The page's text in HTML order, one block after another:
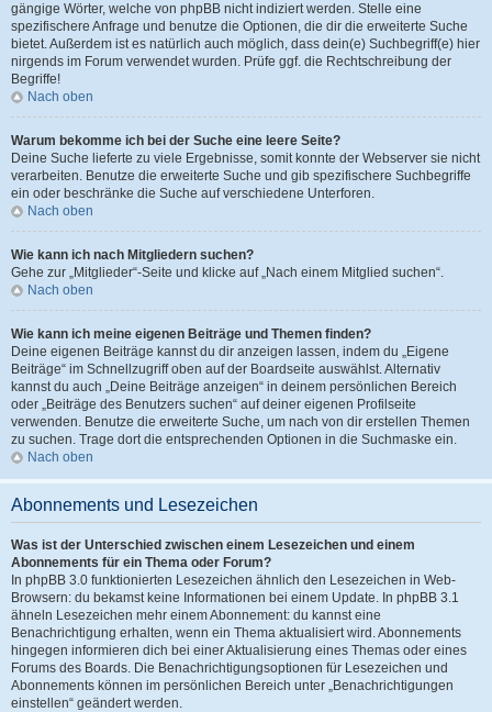
gängige Wörter, welche von phpBB nicht indiziert werden. Stelle eine
spezifischere Anfrage und benutze die Optionen, die dir die erweiterte Suche
bietet. Außerdem ist es natürlich auch möglich, dass dein(e) Suchbegriff(e) hier
nirgends im Forum verwendet wurden. Prüfe ggf. die Rechtschreibung der
Begriffe!
Nach oben
Warum bekomme ich bei der Suche eine leere Seite?
Deine Suche lieferte zu viele Ergebnisse, somit konnte der Webserver sie nicht
verarbeiten. Benutze die erweiterte Suche und gib spezifischere Suchbegriffe
ein oder beschränke die Suche auf verschiedene Unterforen.
Nach oben
Wie kann ich nach Mitgliedern suchen?
Gehe zur „Mitglieder“-Seite und klicke auf „Nach einem Mitglied suchen“.
Nach oben
Wie kann ich meine eigenen Beiträge und Themen finden?
Deine eigenen Beiträge kannst du dir anzeigen lassen, indem du „Eigene
Beiträge“ im Schnellzugriff oben auf der Boardseite auswählst. Alternativ
kannst du auch „Deine Beiträge anzeigen“ in deinem persönlichen Bereich
oder „Beiträge des Benutzers suchen“ auf deiner eigenen Profilseite
verwenden. Benutze die erweiterte Suche, um nach von dir erstellen Themen
zu suchen. Trage dort die entsprechenden Optionen in die Suchmaske ein.
Nach oben
Abonnements und Lesezeichen
Was ist der Unterschied zwischen einem Lesezeichen und einem
Abonnements für ein Thema oder Forum?
In phpBB 3.0 funktionierten Lesezeichen ähnlich den Lesezeichen in Web-
Browsern: du bekamst keine Informationen bei einem Update. In phpBB 3.1
ähneln Lesezeichen mehr einem Abonnement: du kannst eine
Benachrichtigung erhalten, wenn ein Thema aktualisiert wird. Abonnements
hingegen informieren dich bei einer Aktualisierung eines Themas oder eines
Forums des Boards. Die Benachrichtigungsoptionen für Lesezeichen und
Abonnements können im persönlichen Bereich unter „Benachrichtigungen
einstellen“ geändert werden.